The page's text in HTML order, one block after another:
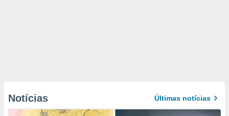
Notícias Últimas notícias